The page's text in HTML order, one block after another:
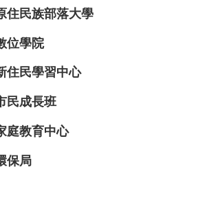
住民族部落大學
位學院
住民學習中心
民成長班
庭教育中心
保局